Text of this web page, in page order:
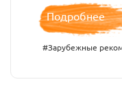
Подробнее
#Зарубежные